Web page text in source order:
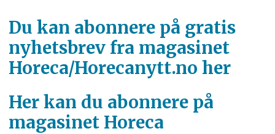
Du kan abonnere på gratis
nyhetsbrev fra magasinet
Horeca/Horecanytt.no her
Her kan du abonnere på
magasinet Horeca